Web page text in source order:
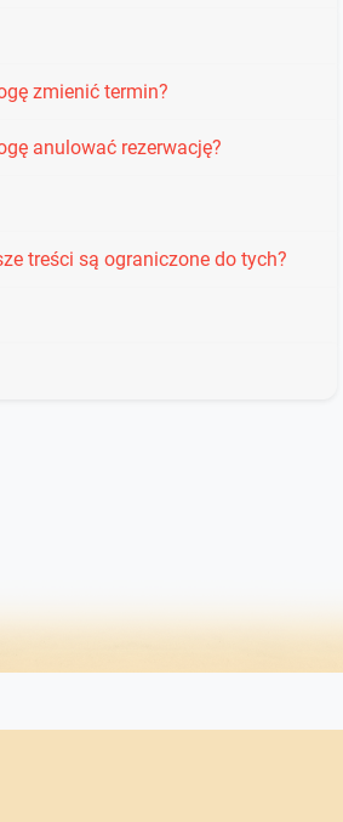
zmienić termin?
anulować rezerwację?
treści są ograniczone do tych?